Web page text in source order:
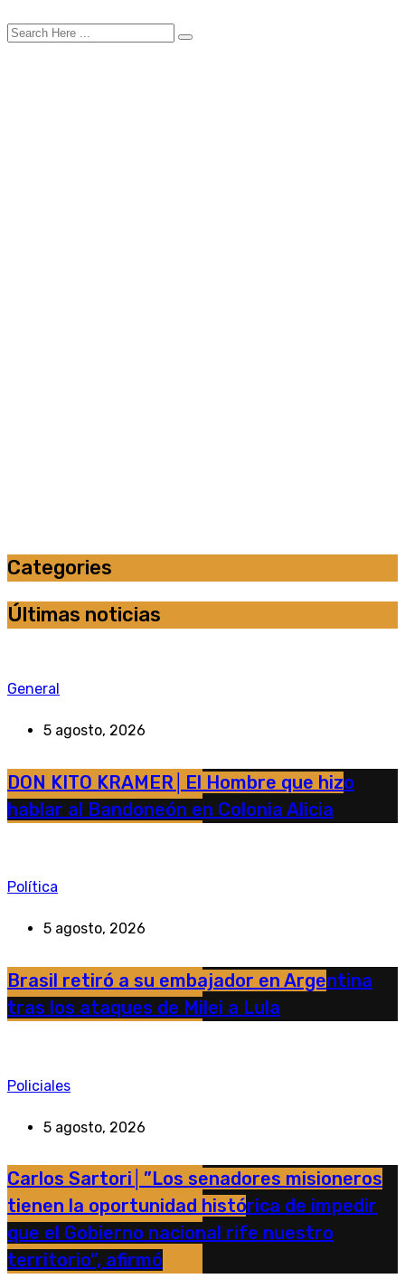
Categories
Últimas noticias
General
5 agosto, 2026
DON KITO KRAMER│El Hombre que hizo
hablar al Bandoneón en Colonia Alicia
Política
5 agosto, 2026
Brasil retiró a su embajador en Argentina
tras los ataques de Milei a Lula
Policiales
5 agosto, 2026
Carlos Sartori│”Los senadores misioneros
tienen la oportunidad histórica de impedir
que el Gobierno nacional rife nuestro
territorio”, afirmó